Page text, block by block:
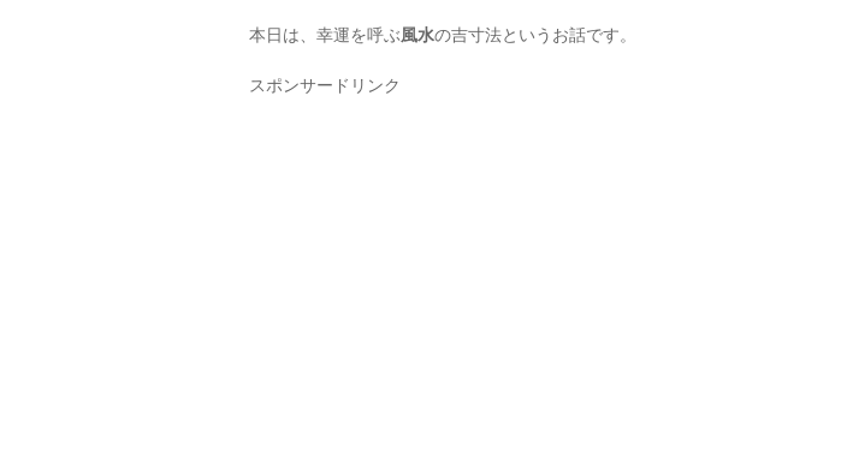
本日は、幸運を呼ぶ風水の吉寸法というお話です。
スポンサードリンク